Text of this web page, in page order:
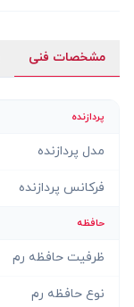
مشخصات فنی
پردازنده
مدل پردازنده
فرکانس پردازنده
حافظه
ظرفیت حافظه رم
نوع حافظه رم